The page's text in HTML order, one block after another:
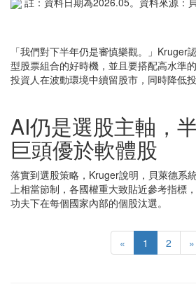
「我們對下半年仍是審慎樂觀。」Kruger
型股票組合的好時機，並且要搭配高水準
投資人在波動環境中續留股市，同時降低
AI仍是選股主軸，
巨頭優於軟體股
落實到選股策略，Kruger說明，貝萊德系
上相當節制，各國權重大致貼近參考指標
功夫下在每個國家內部的個股汰選。
« 1 2 »